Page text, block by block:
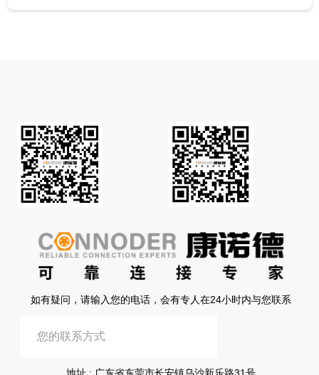
如有疑问，请输入您的电话，会有专人在24小时内与您联系